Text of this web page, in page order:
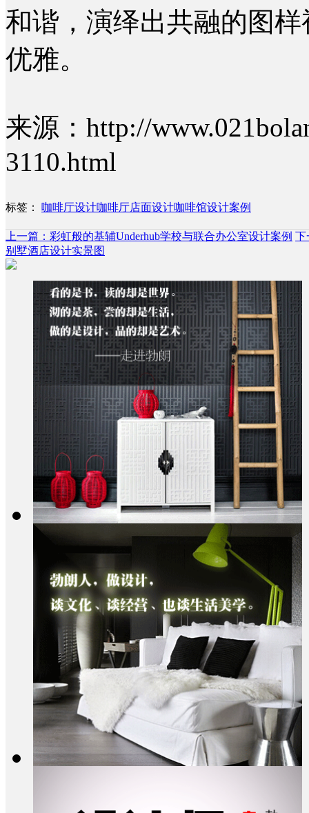
和谐，演绎出共融的图
优雅。
来源：http://
3110.html
标签： 咖啡厅设计咖啡厅店面设计咖啡馆设计案例
上一篇：彩虹般的基辅Underhub学校与联合办公室设计案例 下
别墅酒店设计实景图